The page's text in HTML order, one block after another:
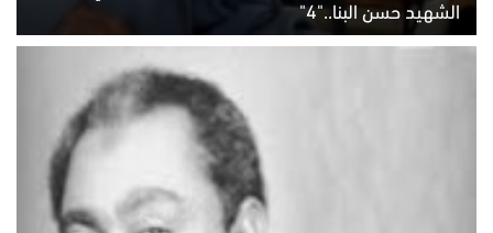
الشهيد حسن البنا.."4"
الخميس 6 أغسطس 2026 10:27 ص